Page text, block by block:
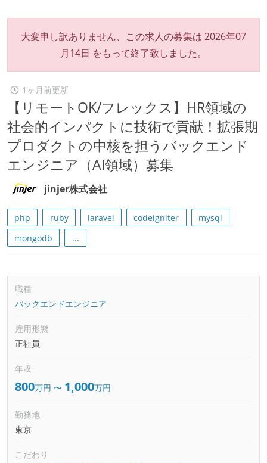
大変申し訳ありません、この求人の募集は 2026年07
月14日 をもって終了致しました。
1ヶ月前更新
【リモートOK/フレックス】HR領域の
社会的インパクトに技術で貢献！拡張期
プロダクトの中核を担うバックエンド
エンジニア（AI領域）募集
jinjer株式会社
php ruby laravel codeigniter
mysql
mongodb
...
職種
バックエンドエンジニア
雇用形態
正社員
年収
800万円 〜 1,000万円
勤務地
東京
こだわり